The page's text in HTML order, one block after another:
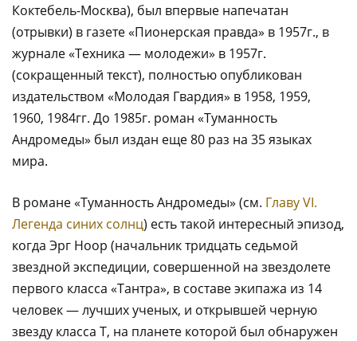
Коктебель-Москва), был впервые напечатан
(отрывки) в газете «Пионерская правда» в 1957г., в
журнале «Техника — молодежи» в 1957г.
(сокращенный текст), полностью опубликован
издательством «Молодая Гвардия» в 1958, 1959,
1960, 1984гг. До 1985г. роман «Туманность
Андромеды» был издан еще 80 раз на 35 языках
мира.
В романе «Туманность Андромеды» (см. Главу VI.
Легенда синих солнц) есть такой интересный эпизод,
когда Эрг Ноор (начальник тридцать седьмой
звездной экспедиции, совершенной на звездолете
первого класса «Тантра», в составе экипажа из 14
человек — лучших ученых, и открывшей черную
звезду класса Т, на планете которой был обнаружен